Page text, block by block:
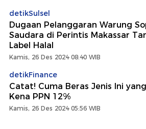
detikSulsel
Dugaan Pelanggaran Warung
Saudara di Perintis Makassar
Label Halal
Kamis, 26 Des 2024 08:40 WIB
detikFinance
Catat! Cuma Beras Jenis Ini yang
Kena PPN 12%
Kamis, 26 Des 2024 05:56 WIB